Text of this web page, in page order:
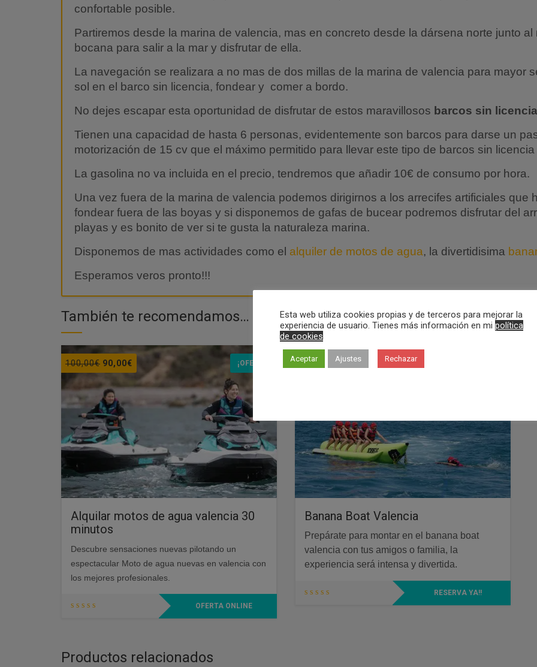
confortable posible.
Partiremos desde la marina de valencia, mas en concreto desde la dársena norte junto
bocana para salir a la mar y disfrutar de ella.
La navegación se realizara a no mas de dos millas de la marina de valencia para mayor
sol en el barco sin licencia, fondear y comer a bordo.
No dejes escapar esta oportunidad de disfrutar de estos maravillosos barcos sin
Tienen una capacidad de hasta 6 personas, evidentemente son barcos para darse un
motorización de 15 cv que el máximo permitido para llevar este tipo de barcos sin
La gasolina no va incluida en el precio, tendremos que añadir 10€ de consumo por hora.
Una vez fuera de la marina de valencia podemos dirigirnos a los arrecifes artificiales que
fondear fuera de las boyas y si disponemos de gafas de bucear podremos disfrutar del
playas y es bonito de ver si te gusta la naturaleza marina.
Disponemos de mas actividades como el alquiler de motos de agua, la divertidisima
Esperamos veros pronto!!!
También te recomendamos…
100,00€ El
original
era:
100,00€.
90,00€
precio
actual
¡OFERTA!
Alquilar motos de agua valencia 30
minutos
Descubre sensaciones nuevas pilotando un
espectacular Moto de agua nuevas en valencia con
los mejores profesionales.
OFERTA ONLINE
35,00
El
35,00€.
30,00€El
30,00€.
Banana Boat Valencia
Prepárate para montar en el banana boat
valencia con tus amigos o familia, la
experiencia será intensa y divertida.
RESERVA YA!!
Productos relacionados
Esta web utiliza cookies propias y de terceros para mejorar la
experiencia de usuario. Tienes más información en mi política
de cookies
Aceptar Ajustes Rechazar